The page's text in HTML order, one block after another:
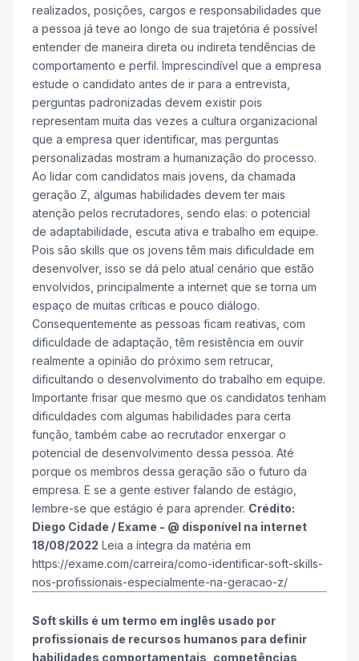
realizados, posições, cargos e responsabilidades que
a pessoa já teve ao longo de sua trajetória é possível
entender de maneira direta ou indireta tendências de
comportamento e perfil. Imprescindível que a empresa
estude o candidato antes de ir para a entrevista,
perguntas padronizadas devem existir pois
representam muita das vezes a cultura organizacional
que a empresa quer identificar, mas perguntas
personalizadas mostram a humanização do processo.
Ao lidar com candidatos mais jovens, da chamada
geração Z, algumas habilidades devem ter mais
atenção pelos recrutadores, sendo elas: o potencial
de adaptabilidade, escuta ativa e trabalho em equipe.
Pois são skills que os jovens têm mais dificuldade em
desenvolver, isso se dá pelo atual cenário que estão
envolvidos, principalmente a internet que se torna um
espaço de muitas críticas e pouco diálogo.
Consequentemente as pessoas ficam reativas, com
dificuldade de adaptação, têm resistência em ouvir
realmente a opinião do próximo sem retrucar,
dificultando o desenvolvimento do trabalho em equipe.
Importante frisar que mesmo que os candidatos tenham
dificuldades com algumas habilidades para certa
função, também cabe ao recrutador enxergar o
potencial de desenvolvimento dessa pessoa. Até
porque os membros dessa geração são o futuro da
empresa. E se a gente estiver falando de estágio,
lembre-se que estágio é para aprender. Crédito:
Diego Cidade / Exame - @ disponível na internet
18/08/2022 Leia a íntegra da matéria em
https://exame.com/carreira/como-identificar-soft-skills-
nos-profissionais-especialmente-na-geracao-z/
Soft skills é um termo em inglês usado por
profissionais de recursos humanos para definir
habilidades comportamentais, competências